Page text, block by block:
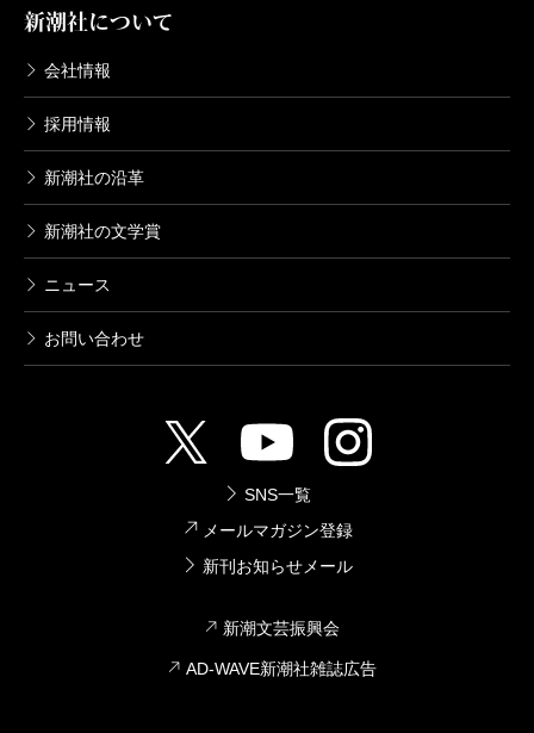
新潮社について
会社情報
採用情報
新潮社の沿革
新潮社の文学賞
ニュース
お問い合わせ
SNS一覧
メールマガジン登録
新刊お知らせメール
新潮文芸振興会
AD-WAVE新潮社雑誌広告